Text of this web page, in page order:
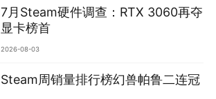
7月Steam硬件调查：RTX 3060再夺
显卡榜首
2026-08-03
Steam周销量排行榜幻兽帕鲁二连冠